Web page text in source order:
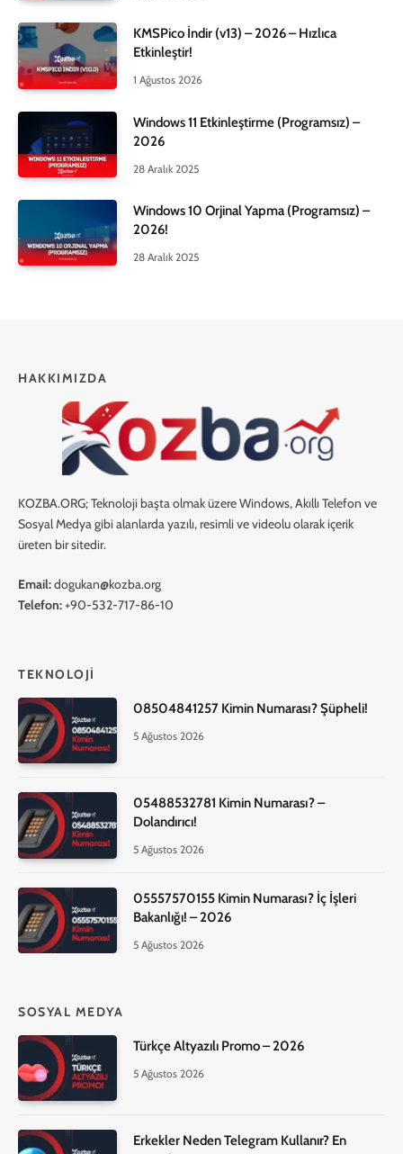
KMSPico İndir (v13) – 2026 – Hızlıca
Etkinleştir!
1 Ağustos 2026
Windows 11 Etkinleştirme (Programsız) –
2026
28 Aralık 2025
Windows 10 Orjinal Yapma (Programsız) –
2026!
28 Aralık 2025
HAKKIMIZDA
KOZBA.ORG; Teknoloji başta olmak üzere Windows, Akıllı Telefon ve
Sosyal Medya gibi alanlarda yazılı, resimli ve videolu olarak içerik
üreten bir sitedir.
Email:dogukan@kozba.org
Telefon:+90-532-717-86-10
TEKNOLOJI
08504841257 Kimin Numarası? Şüpheli!
5 Ağustos 2026
05488532781 Kimin Numarası? –
Dolandırıcı!
5 Ağustos 2026
05557570155 Kimin Numarası? İç İşleri
Bakanlığı! – 2026
5 Ağustos 2026
SOSYAL MEDYA
Türkçe Altyazılı Promo – 2026
5 Ağustos 2026
Erkekler Neden Telegram Kullanır? En